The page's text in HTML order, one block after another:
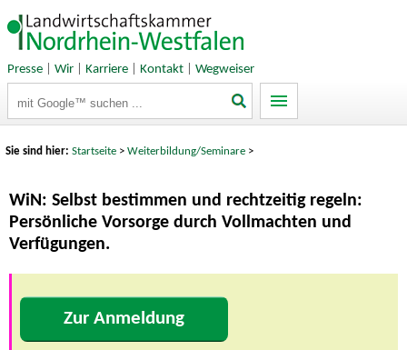
Presse| Wir| Karriere| Kontakt| Wegweiser
Sie sind hier:Startseite >Weiterbildung/Seminare >
WiN: Selbst bestimmen und rechtzeitig regeln:
Persönliche Vorsorge durch Vollmachten und
Verfügungen.
Zur Anmeldung